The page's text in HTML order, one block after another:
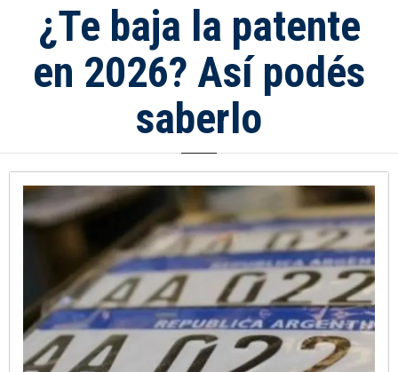
¿Te baja la patente
en 2026? Así podés
saberlo